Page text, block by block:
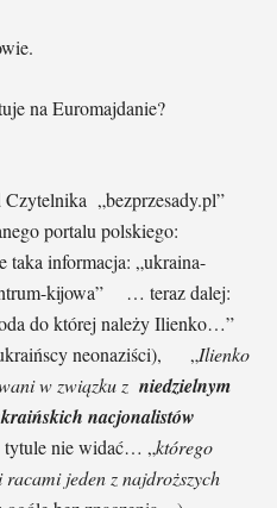
na Euromajdanie?
Czytelnika „bezprzesady.pl”
portalu polskiego:
taka informacja: „ukraina-
kijowa” … teraz dalej:
do której należy Ilienko…”
neonaziści), „Ilienko
w związku z niedzielnym
nacjonalistów
nie widać… „którego
jeden z najdroższych